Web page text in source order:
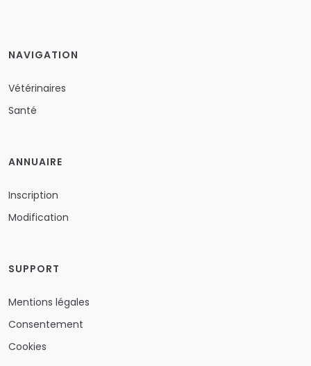
NAVIGATION
Vétérinaires
Santé
ANNUAIRE
Inscription
Modification
SUPPORT
Mentions légales
Consentement
Cookies